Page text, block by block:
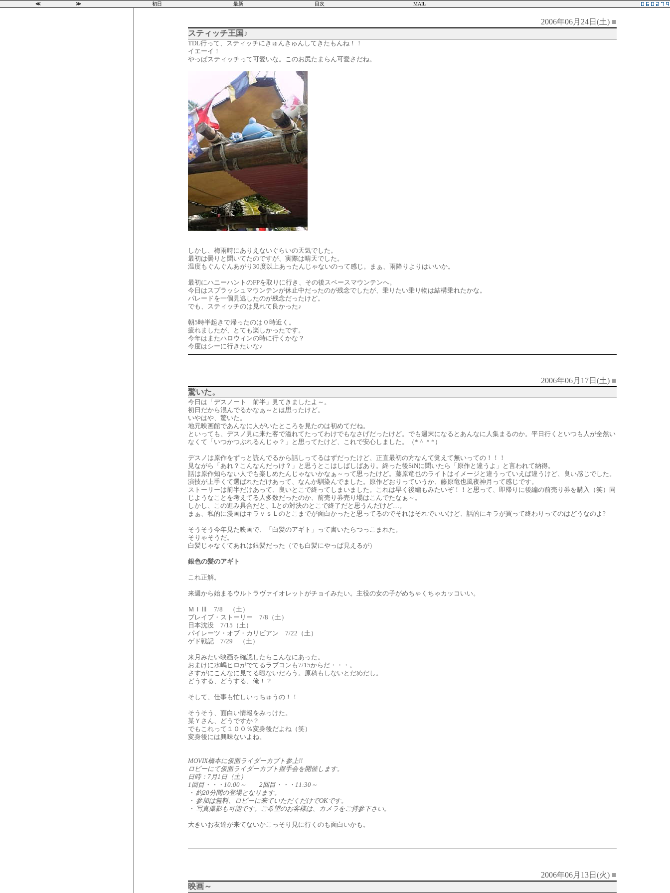
≪ ≫ 初日 最新 目次 MAIL
2006年06月24日(土) ■
スティッチ王国♪
TDL行って、スティッチにきゅんきゅんしてきたもんね！！
イエーイ！
やっぱスティッチって可愛いな。このお尻たまらん可愛さだね。
しかし、梅雨時にありえないぐらいの天気でした。
最初は曇りと聞いてたのですが、実際は晴天でした。
温度もぐんぐんあがり30度以上あったんじゃないのって感じ。まぁ、雨降りよりはいいか。
最初にハニーハントのFPを取りに行き、その後スペースマウンテンへ。
今日はスプラッシュマウンテンが休止中だったのが残念でしたが、乗りたい乗り物は結構乗れたかな。
パレードを一個見逃したのが残念だったけど。
でも、スティッチのは見れて良かった♪
朝5時半起きで帰ったのは０時近く。
疲れましたが、とても楽しかったです。
今年はまたハロウィンの時に行くかな？
今度はシーに行きたいな♪
2006年06月17日(土) ■
驚いた。
今日は「デスノート 前半」見てきましたよ～。
初日だから混んでるかなぁ～とは思ったけど。
いやはや、驚いた。
地元映画館であんなに人がいたところを見たのは初めてだね。
といっても、デスノ見に来た客で溢れてたってわけでもなさげだったけど。でも週末になるとあんなに人集まるのか。平日行くといつも人が全然い
なくて「いつかつぶれるんじゃ？」と思ってたけど、これで安心しました。（*＾＾*）
デスノは原作をずっと読んでるから話しってるはずだったけど、正直最初の方なんて覚えて無いっての！！！
見ながら「あれ？こんなんだっけ？」と思うとこはしばしばあり。終った後SiNに聞いたら「原作と違うよ」と言われて納得。
話は原作知らない人でも楽しめたんじゃないかなぁ～って思ったけど。藤原竜也のライトはイメージと違うっていえば違うけど、良い感じでした。
演技が上手くて選ばれただけあって、なんか馴染んでました。原作どおりっていうか、藤原竜也風夜神月って感じです。
ストーリーは前半だけあって、良いとこで終ってしまいました。これは早く後編もみたいぞ！！と思って、即帰りに後編の前売り券を購入（笑）同
じようなことを考えてる人多数だったのか、前売り券売り場はこんでたなぁ～。
しかし、この進み具合だと、Lとの対決のとこで終了だと思うんだけど…。
まぁ、私的に漫画はキラｖｓＬのとこまでが面白かったと思ってるのでそれはそれでいいけど、話的にキラが買って終わりってのはどうなのよ?
そうそう今年見た映画で、「白髪のアギト」って書いたらつっこまれた。
そりゃそうだ。
白髪じゃなくてあれは銀髪だった（でも白髪にやっぱ見えるが）
銀色の髪のアギト
これ正解。
来週から始まるウルトラヴァイオレットがチョイみたい。主役の女の子がめちゃくちゃカッコいい。
ＭＩⅢ 7/8 （土）
ブレイブ・ストーリー 7/8（土）
日本沈没 7/15（土）
パイレーツ・オブ・カリビアン 7/22（土）
ゲド戦記 7/29 （土）
来月みたい映画を確認したらこんなにあった。
おまけに水嶋ヒロがでてるラブコンも7/15からだ・・・。
さすがにこんなに見てる暇ないだろう。原稿もしないとだめだし。
どうする、どうする、俺！？
そして、仕事も忙しいっちゅうの！！
そうそう、面白い情報をみっけた。
某Ｙさん、どうですか？
でもこれって１００％変身後だよね（笑）
変身後には興味ないよね。
MOVIX橋本に仮面ライダーカブト参上!!
ロビーにて仮面ライダーカブト握手会を開催します。
日時：7月1日（土）
1回目・・・10:00～ 2回目・・・11:30～
・ 約20分間の登場となります。
・ 参加は無料、ロビーに来ていただくだけでOKです。
・ 写真撮影も可能です。ご希望のお客様は、カメラをご持参下さい。
大きいお友達が来てないかこっそり見に行くのも面白いかも。
2006年06月13日(火) ■
映画～